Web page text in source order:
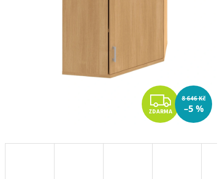
Z
D
A
ZDARMA
8 646 Kč
–5 %